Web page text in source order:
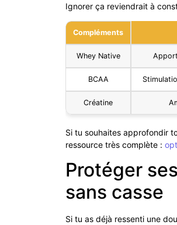
Ignorer ça reviendrait à
Compléments
Whey Native
BCAA
Créatine
Si tu souhaites approfondir
ressource très complète :
Protéger
sans casse
Si tu as déjà ressenti une